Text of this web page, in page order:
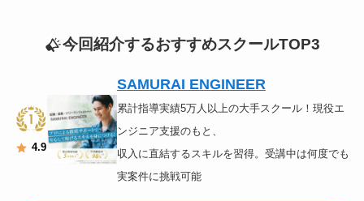
今回紹介するおすすめスクールTOP3
4.9
SAMURAI ENGINEER
累計指導実績5万人以上の大手スクール！現役エ
ンジニア支援のもと、
収入に直結するスキルを習得。受講中は何度でも
実案件に挑戦可能